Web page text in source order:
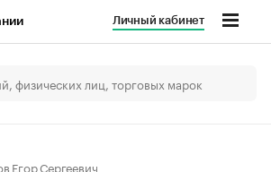
Личный кабинет
Егор Сергеевич